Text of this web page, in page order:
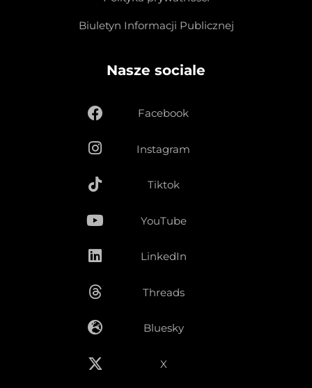
Biuletyn Informacji Publicznej
Nasze sociale
Facebook
Instagram
Tiktok
YouTube
LinkedIn
Threads
Bluesky
X